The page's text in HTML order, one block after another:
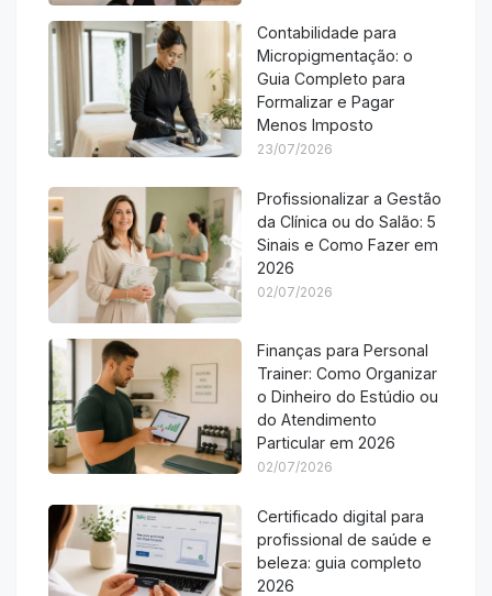
Contabilidade para
Micropigmentação: o
Guia Completo para
Formalizar e Pagar
Menos Imposto
23/07/2026
Profissionalizar a Gestão
da Clínica ou do Salão: 5
Sinais e Como Fazer em
2026
02/07/2026
Finanças para Personal
Trainer: Como Organizar
o Dinheiro do Estúdio ou
do Atendimento
Particular em 2026
02/07/2026
Certificado digital para
profissional de saúde e
beleza: guia completo
2026